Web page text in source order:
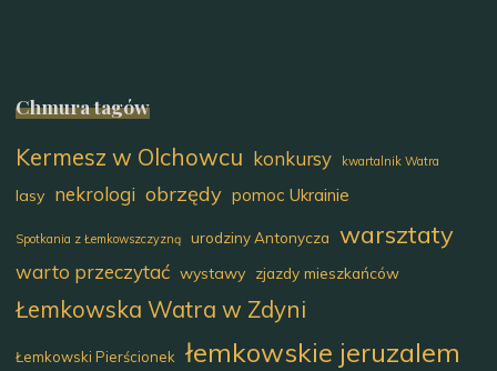
Chmura tagów
Kermesz w Olchowcu konkursy kwartalnik Watra
lasy nekrologi obrzędy pomoc Ukrainie
Spotkania z Łemkowszczyzną urodziny Antonycza warsztaty
warto przeczytać wystawy zjazdy mieszkańców
Łemkowska Watra w Zdyni
Łemkowski Pierścionek łemkowskie jeruzalem